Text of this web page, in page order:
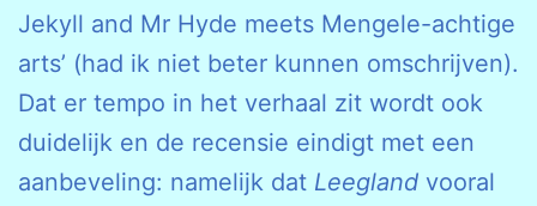
Jekyll and Mr Hyde meets Mengele-achtige
arts’ (had ik niet beter kunnen omschrijven).
Dat er tempo in het verhaal zit wordt ook
duidelijk en de recensie eindigt met een
aanbeveling: namelijk dat Leegland vooral